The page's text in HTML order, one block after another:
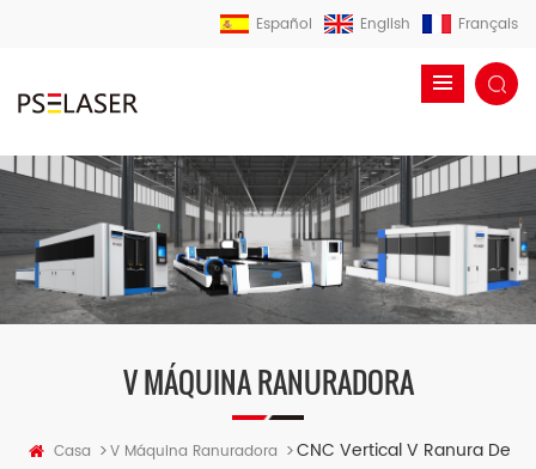
Español English Français
V MÁQUINA RANURADORA
Casa >V Máquina Ranuradora >CNC Vertical V Ranura De